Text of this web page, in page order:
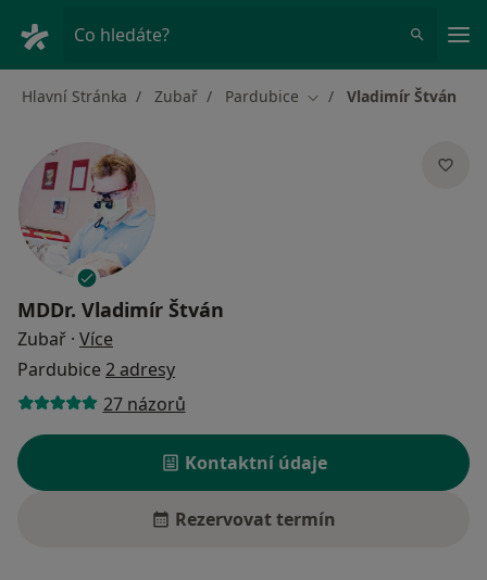
Co hledáte?
Hlavní Stránka Zubař Pardubice Změna města
Vladimír Štván
MDDr. Vladimír Štván
Zubař · Více
Pardubice 2 adresy
27 názorů
Kontaktní údaje
Rezervovat termín